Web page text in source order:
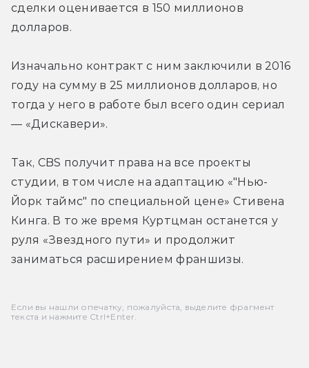
сделки оценивается в 150 миллионов
долларов.
Изначально контракт с ним заключили в 2016
году на сумму в 25 миллионов долларов, но
тогда у него в работе был всего один сериал
— «Дискавери».
Так, CBS получит права на все проекты
студии, в том числе на адаптацию «"Нью-
Йорк таймс" по специальной цене» Стивена
Кинга. В то же время Куртцман останется у
руля «Звездного пути» и продолжит
заниматься расширением франшизы.
Если вы нашли опечатку, пожалуйста, выделите фрагмент
текста и нажмите Ctrl+Enter.